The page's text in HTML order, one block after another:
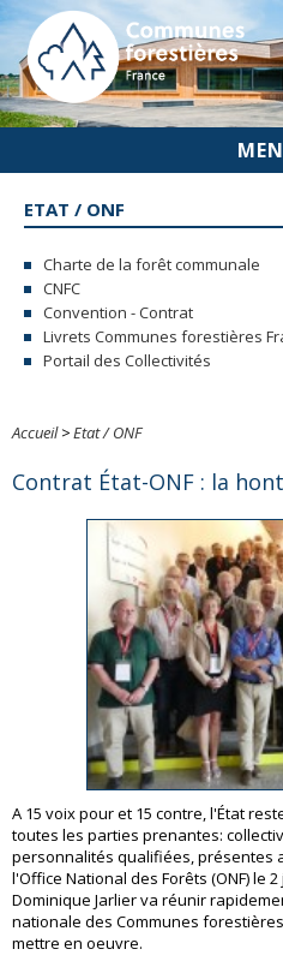
ETAT / ONF
Charte de la forêt communale
CNFC
Convention - Contrat
Livrets Communes forestières
Portail des Collectivités
Accueil>Etat / ONF
Contrat État-ONF : la
A 15 voix pour et 15 contre, l'État
toutes les parties prenantes:
personnalités qualifiées, présentes
l'Office National des Forêts (ONF) le
Dominique Jarlier va réunir
nationale des Communes
mettre en oeuvre.